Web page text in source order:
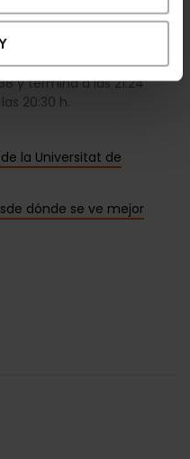
y termina a las 21:24
20:30 h.
la Universitat de
dónde se ve mejor